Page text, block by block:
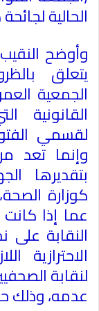
الحالية
وأوضح
يتعلق
الجمعية
القانونية
لقسمي
وإنما تعد
بتقديرها
كوزارة
عما إذا
النقابة على
الاحترازية
لنقابة
عدمه، وذلك